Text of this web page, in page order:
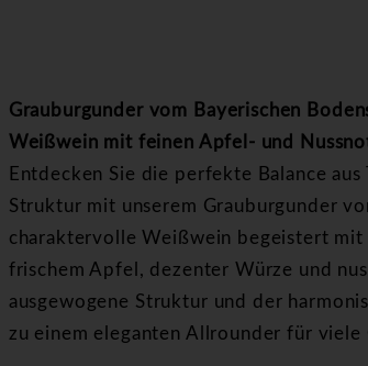
Grauburgunder vom Bayerischen
Weißwein mit feinen Apfel- und
Entdecken Sie die perfekte Balance aus
Struktur mit unserem Grauburgunder
charaktervolle Weißwein begeistert mit
frischem Apfel, dezenter Würze und
ausgewogene Struktur und der
zu einem eleganten Allrounder für viele